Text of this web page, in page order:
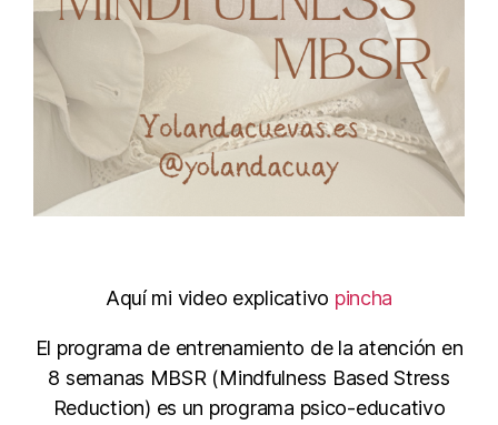
Aquí mi video explicativo pincha
El programa de entrenamiento de la atención en
8 semanas MBSR (Mindfulness Based Stress
Reduction) es un programa psico-educativo